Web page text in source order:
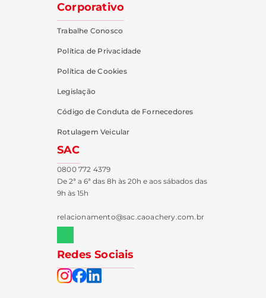
Corporativo
Trabalhe Conosco
Política de Privacidade
Política de Cookies
Legislação
Código de Conduta de Fornecedores
Rotulagem Veicular
SAC
0800 772 4379
De 2ª a 6ª das 8h às 20h e aos sábados das
9h às 15h
relacionamento@sac.caoachery.com.br
Redes Sociais